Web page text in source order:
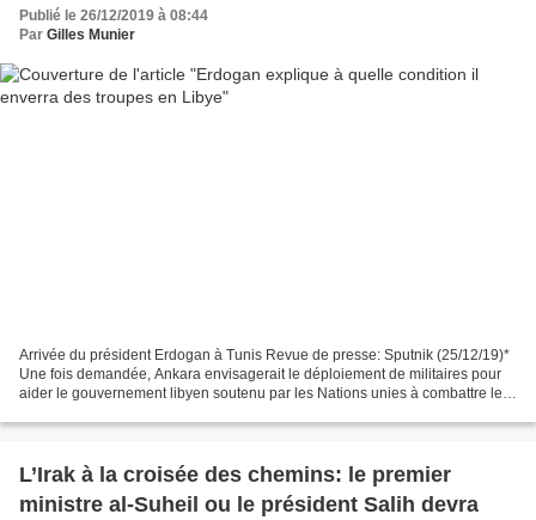
Publié le 26/12/2019 à 08:44
Par Gilles Munier
Arrivée du président Erdogan à Tunis Revue de presse: Sputnik (25/12/19)*
Une fois demandée, Ankara envisagerait le déploiement de militaires pour
aider le gouvernement libyen soutenu par les Nations unies à combattre les
L’Irak à la croisée des chemins: le premier
ministre al-Suheil ou le président Salih devra